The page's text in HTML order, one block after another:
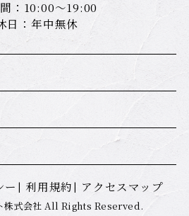
：10:00～19:00
日：年中無休
ー 利用規約 アクセスマップ
株式会社 All Rights Reserved.